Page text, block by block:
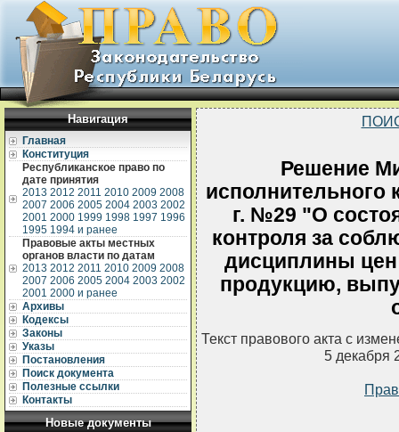
Навигация
Главная
Конституция
Республиканское право по
дате принятия
2013 2012 2011 2010 2009 2008
2007 2006 2005 2004 2003 2002
2001 2000 1999 1998 1997 1996
1995 1994 и ранее
Правовые акты местных
органов власти по датам
2013 2012 2011 2010 2009 2008
2007 2006 2005 2004 2003 2002
2001 2000 и ранее
Архивы
Кодексы
Законы
Указы
Постановления
Поиск документа
Полезные ссылки
Контакты
Новые документы
Решение
исполнительного
г. №29 "О
контроля за
дисциплины
продукцию,
Текст правового акта с
5 декабря